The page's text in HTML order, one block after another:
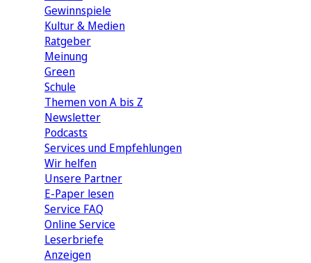
Gewinnspiele
Kultur & Medien
Ratgeber
Meinung
Green
Schule
Themen von A bis Z
Newsletter
Podcasts
Services und Empfehlungen
Wir helfen
Unsere Partner
E-Paper lesen
Service FAQ
Online Service
Leserbriefe
Anzeigen